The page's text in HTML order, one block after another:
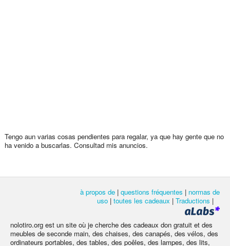
Tengo aun varias cosas pendientes para regalar, ya que hay gente que no
ha venido a buscarlas. Consultad mis anuncios.
à propos de | questions fréquentes | normas de
uso | toutes les cadeaux | Traductions |
nolotiro.org est un site où je cherche des cadeaux don gratuit et des
meubles de seconde main, des chaises, des canapés, des vélos, des
ordinateurs portables, des tables, des poêles, des lampes, des lits,